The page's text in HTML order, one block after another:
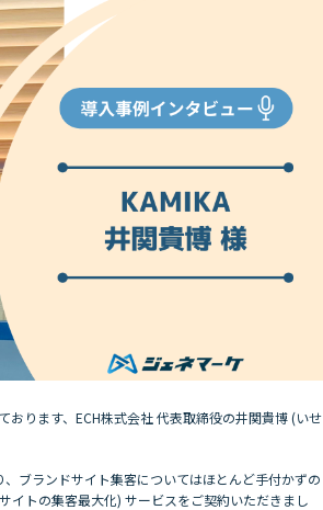
おります、ECH株式会社 代表取締役の井関貴博 (いせ
ブランドサイト集客についてはほとんど手付かずの
イトの集客最大化) サービスをご契約いただきまし